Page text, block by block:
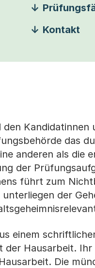
Kontakt
Kandidatinnen
das
anderen als die
der
führt zum
der
einem
der Hausarbeit.
Die